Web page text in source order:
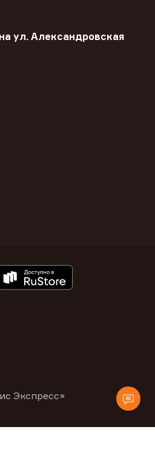
ул. Александровская
Экспресс»